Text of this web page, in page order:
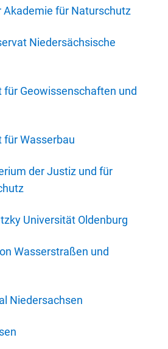
Akademie für Naturschutz
Niedersächsische
für Geowissenschaften und
für Wasserbau
der Justiz und für
Universität Oldenburg
Wasserstraßen und
Niedersachsen